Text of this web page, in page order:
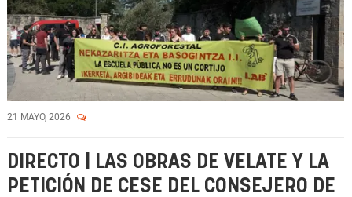
21 MAYO, 2026
DIRECTO | LAS OBRAS DE VELATE Y LA
PETICIÓN DE CESE DEL CONSEJERO DE